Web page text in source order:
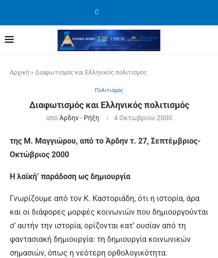
Αρχική » Διαφωτισμός και Ελληνικός πολιτισμός
Πολιτισμός
Διαφωτισμός και Ελληνικός πολιτισμός
απόΆρδην - Ρήξη 4 Οκτωβρίου 2000
της Μ. Μαγγιώρου, από το Άρδην τ. 27, Σεπτέμβριος-
Οκτώβριος 2000
Η λαϊκή’ παράδοση ως δημιουργία
Γνωρίζουμε από τον Κ. Καστοριάδη, ότι η ιστορία, άρα
και οι διάφορες μορφές κοινωνιών που δημιουργούνται
σ’ αυτήν την ιστορία, ορίζονται κατ’ ουσίαν από τη
φαντασιακή δημιουργία: τη δημιουργία κοινωνικών
σημασιών, όπως η νεότερη ορθολογικότητα.